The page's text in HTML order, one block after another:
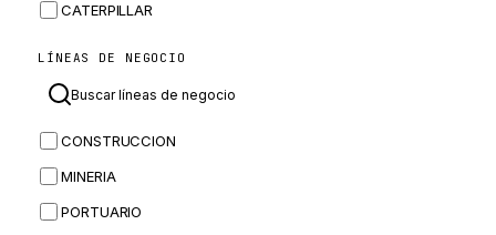
CATERPILLAR
MASSEY FERGUSON
BOBCAT
JCB
KOMATSU
LÍNEAS DE NEGOCIO
CONSTRUCCION
MINERIA
PORTUARIO